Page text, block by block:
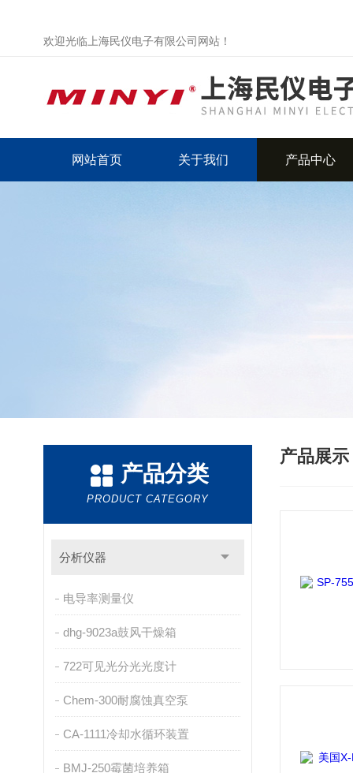
欢迎光临上海民仪电子有限公司网站！
网站首页 关于我们 产品中心
产品分类
PRODUCT CATEGORY
分析仪器
电导率测量仪
dhg-9023a鼓风干燥箱
722可见光分光光度计
Chem-300耐腐蚀真空泵
CA-1111冷却水循环装置
BMJ-250霉菌培养箱
产品展示